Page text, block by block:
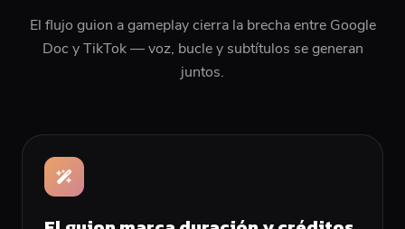
El flujo guion a gameplay cierra la brecha entre Google
Doc y TikTok — voz, bucle y subtítulos se generan
juntos.